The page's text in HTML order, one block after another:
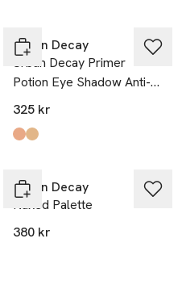
Urban Decay
Urban Decay Primer
Potion Eye Shadow Anti-
Aging
325 kr
Produkten finns i färgerna:
Primer Potion Anti-Age
Primer Potion Eden
Urban Decay
Naked Palette
380 kr